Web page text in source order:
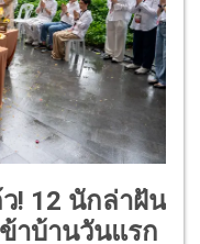
! 12 นักล่าฝัน
าบ้านวันแรก